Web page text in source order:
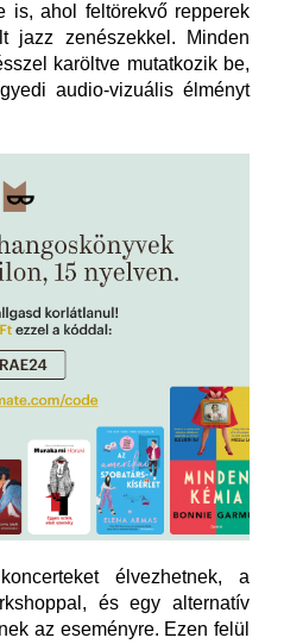
is, ahol feltörekvő repperek
jazz zenészekkel. Minden
karöltve mutatkozik be,
audio-vizuális élményt
élvezhetnek, a
és egy alternatív
az eseményre. Ezen felül